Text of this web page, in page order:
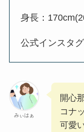
身長：
公式インスタ
みぃはぁ
開心
コナ
可愛